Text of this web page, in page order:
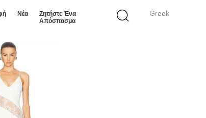
Greek
Νέα
Ζητήστε Ένα
Απόσπασμα